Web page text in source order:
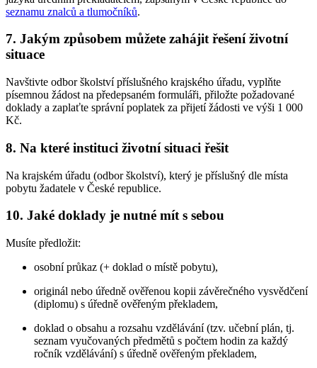
seznamu znalců a tlumočníků.
7. Jakým způsobem můžete zahájit řešení životní
situace
Navštivte odbor školství příslušného krajského úřadu, vyplňte
písemnou žádost na předepsaném formuláři, přiložte požadované
doklady a zaplaťte správní poplatek za přijetí žádosti ve výši 1 000
Kč.
8. Na které instituci životní situaci řešit
Na krajském úřadu (odbor školství), který je příslušný dle místa
pobytu žadatele v České republice.
10. Jaké doklady je nutné mít s sebou
Musíte předložit:
osobní průkaz (+ doklad o místě pobytu),
originál nebo úředně ověřenou kopii závěrečného vysvědčení
(diplomu) s úředně ověřeným překladem,
doklad o obsahu a rozsahu vzdělávání (tzv. učební plán, tj.
seznam vyučovaných předmětů s počtem hodin za každý
ročník vzdělávání) s úředně ověřeným překladem,